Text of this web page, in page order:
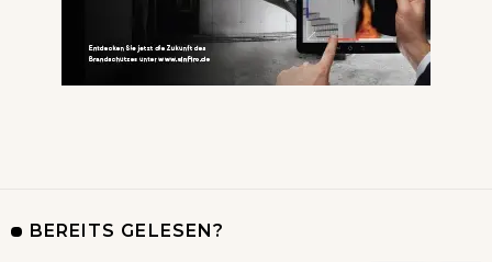
BEREITS GELESEN?